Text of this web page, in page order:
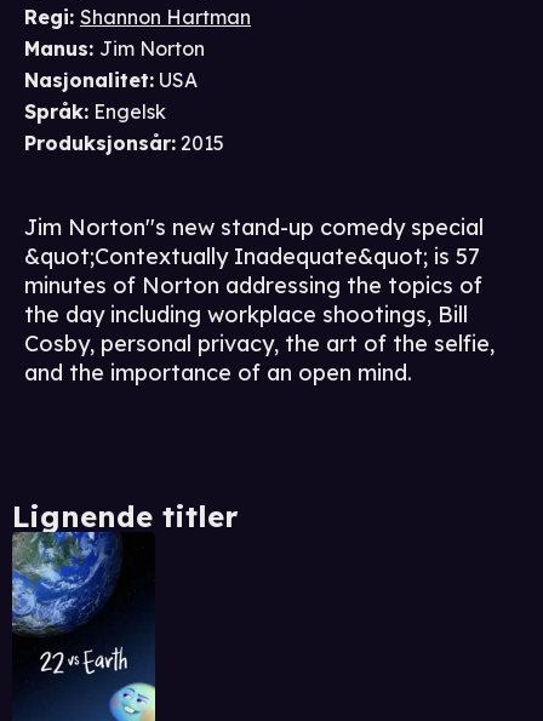
Regi: Shannon Hartman
Manus: Jim Norton
Nasjonalitet: USA
Språk: Engelsk
Produksjonsår: 2015
Jim Norton''s new stand-up comedy special
&quot;Contextually Inadequate&quot; is 57
minutes of Norton addressing the topics of
the day including workplace shootings, Bill
Cosby, personal privacy, the art of the selfie,
and the importance of an open mind.
Lignende titler